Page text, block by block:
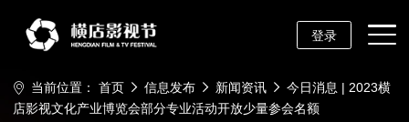
登录
当前位置：首页 信息发布 新闻资讯
今日消息 | 2023横
店影视文化产业博览会部分专业活动开放少量参会名额